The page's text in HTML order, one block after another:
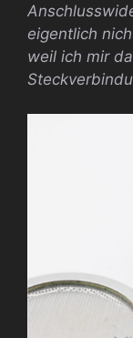
eigentlich
weil ich mir